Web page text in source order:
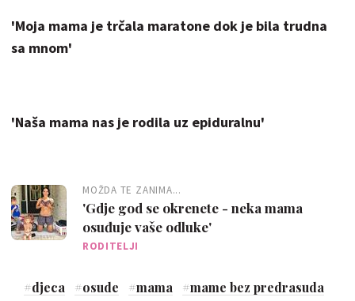
'Moja mama je trčala maratone dok je bila trudna
sa mnom'
'Naša mama nas je rodila uz epiduralnu'
MOŽDA TE ZANIMA...
'Gdje god se okrenete - neka mama
osuđuje vaše odluke'
RODITELJI
#djeca #osude #mama #mame bez predrasuda